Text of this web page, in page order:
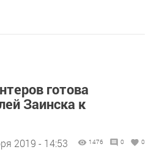
готова
Заинска к
2019 - 14:53 1476 0 0